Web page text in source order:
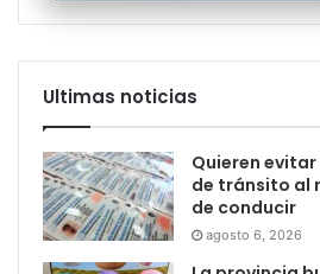
Ultimas noticias
Quieren
de tránsito al
de conducir
agosto 6, 2026